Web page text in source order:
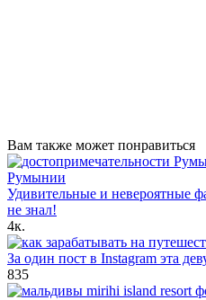
Вам также может понравиться
Удивительные и невероятные
не знал!
4к.
За один пост в Instagram эта
835